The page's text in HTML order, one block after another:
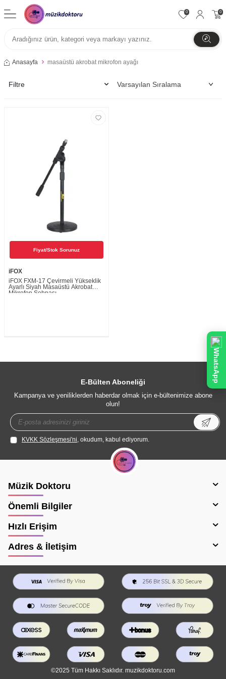
0 0
Anasayfa masaüstü akrobat mikrofon ayağı
Filtre
Fiyat/Stok Sorunuz
iFOX
iFOX FXM-17 Çevirmeli Yükseklik
Ayarlı Siyah Masaüstü Akrobat
Mikrofon Sehpası
E-Bülten Aboneliği
Kampanya ve yeniliklerden haberdar olmak için e-bültenimize abone
olun!
KVKK Sözleşmesi'ni, okudum, kabul ediyorum.
Müzik Doktoru
Önemli Bilgiler
Hızlı Erişim
Adres & İletişim
©2025 Tüm Hakkı Saklıdır. muzikdoktoru.com
WhatsApp